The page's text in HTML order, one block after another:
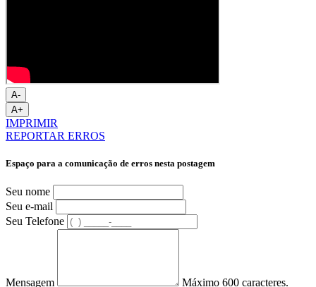
A-
A+
IMPRIMIR
REPORTAR ERROS
Espaço para a comunicação de erros nesta postagem
Seu nome
Seu e-mail
Seu Telefone
Mensagem Máximo 600 caracteres.